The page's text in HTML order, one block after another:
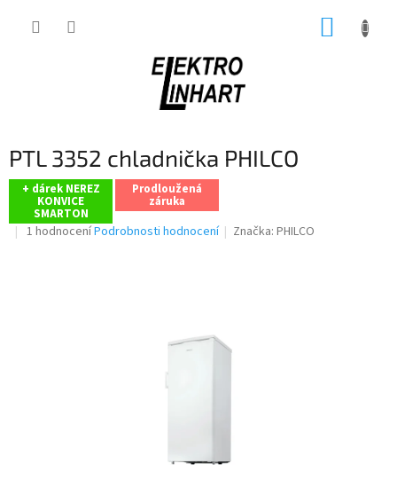
PTL 3352 chladnička PHILCO
+ dárek NEREZ
KONVICE
SMARTON
Prodloužená
záruka
Průměrné
1 hodnoceníPodrobnosti hodnocení Značka:PHILCO